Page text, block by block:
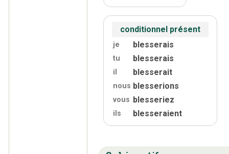
conditionnel présent
je blesserais
tu blesserais
il blesserait
nous blesserions
vous blesseriez
ils blesseraient